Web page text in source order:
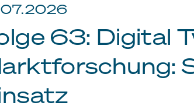
63: Digital